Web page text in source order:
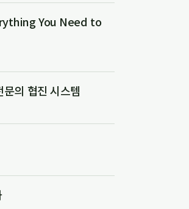
You Need to
의 협진 시스템